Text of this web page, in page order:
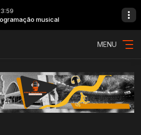
musical
- Show da manhã - Parte 1
MENU